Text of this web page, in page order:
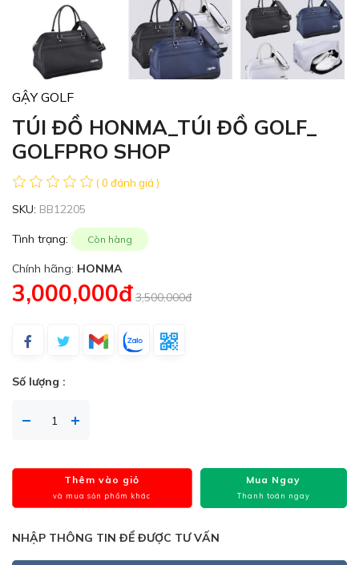
GẬY GOLF
TÚI ĐỒ HONMA_TÚI ĐỒ GOLF_
GOLFPRO SHOP
( 0 đánh giá )
SKU: BB12205
Tình trạng: Còn hàng
Chính hãng: HONMA
3,000,000đ 3,500,000đ
Số lượng :
Thêm vào giỏ
và mua sản phẩm khác
Mua Ngay
Thanh toán ngay
NHẬP THÔNG TIN ĐỂ ĐƯỢC TƯ VẤN